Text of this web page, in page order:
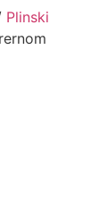
Plinski